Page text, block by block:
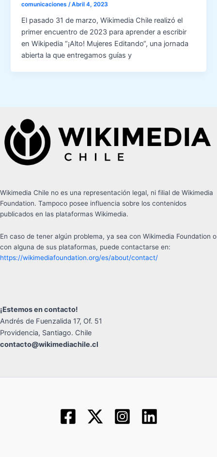
comunicaciones/Abril 4, 2023
El pasado 31 de marzo, Wikimedia Chile realizó el
primer encuentro de 2023 para aprender a escribir
en Wikipedia “¡Alto! Mujeres Editando“, una jornada
abierta la que entregamos guías y
Wikimedia Chile no es una representación legal, ni filial de Wikimedia
Foundation. Tampoco posee influencia sobre los contenidos
publicados en las plataformas Wikimedia.
En caso de tener algún problema, ya sea con Wikimedia Foundation o
con alguna de sus plataformas, puede contactarse en:
https://wikimediafoundation.org/es/about/contact/
¡Estemos en contacto!
Andrés de Fuenzalida 17, Of. 51
Providencia, Santiago. Chile
contacto@wikimediachile.cl